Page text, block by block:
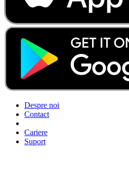
Despre noi
Contact
Cariere
Suport